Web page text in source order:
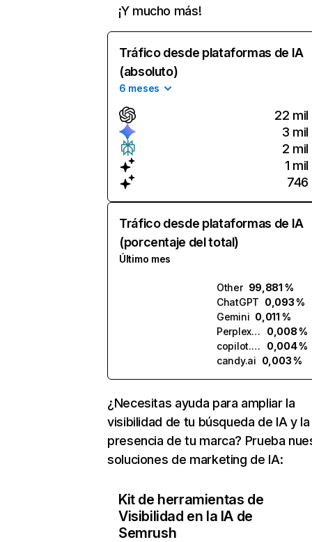
¡Y mucho más!
Tráfico desde plataformas de IA
(absoluto)
6 meses
22 mil
3 mil
2 mil
1 mil
746
Tráfico desde plataformas de IA
(porcentaje del total)
Último mes
Other 99,881 %
ChatGPT 0,093 %
Gemini 0,011 %
Perplexity
0,008 %
copilot.microsoft.com
0,004 %
candy.ai 0,003 %
¿Necesitas ayuda para ampliar la
visibilidad de tu búsqueda de IA y la
presencia de tu marca? Prueba
soluciones de marketing de IA:
Kit de herramientas de
Visibilidad en la IA de
Semrush